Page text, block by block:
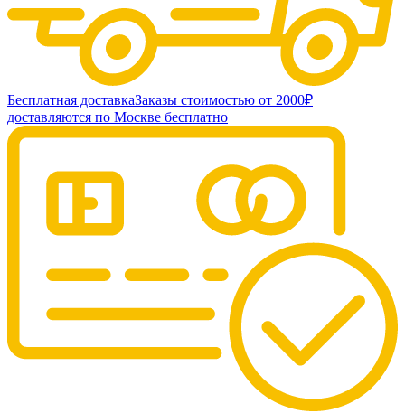
Бесплатная доставкаЗаказы стоимостью от 2000₽
доставляются по Москве бесплатно